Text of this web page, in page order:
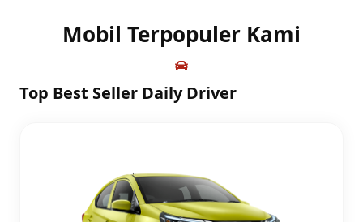
Mobil Terpopuler Kami
Top Best Seller Daily Driver